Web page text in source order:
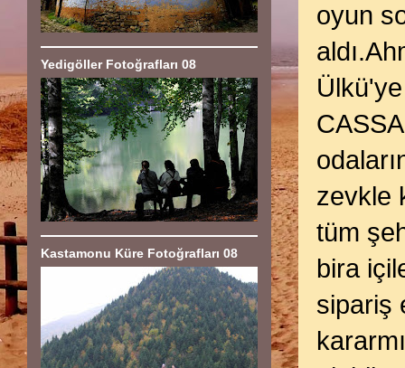
oyun
Ülkü'ye
zevkle
tüm
bira
sipariş
Yedigöller Fotoğrafları 08
Kastamonu Küre Fotoğrafları 08